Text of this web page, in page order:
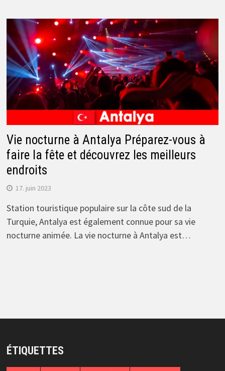
Vie nocturne à Antalya Préparez-vous à
faire la fête et découvrez les meilleurs
endroits
17. juin 2023
Station touristique populaire sur la côte sud de la
Turquie, Antalya est également connue pour sa vie
nocturne animée. La vie nocturne à Antalya est…
ÉTIQUETTES